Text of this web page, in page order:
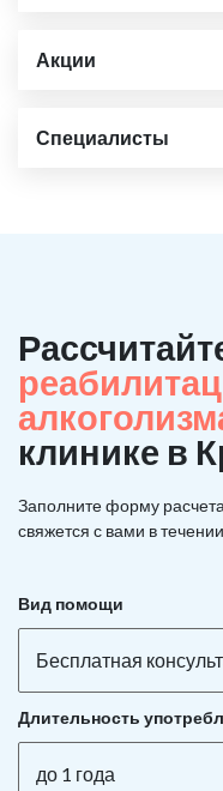
Акции
Специалисты
клинике в
Заполните форму
свяжется с вами в
Вид помощи
Бесплатная
Длительность
до 1 года